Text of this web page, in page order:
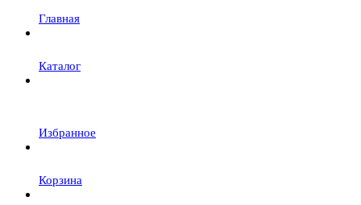
Главная
Каталог
Избранное
Корзина